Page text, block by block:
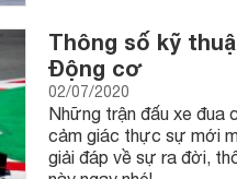
Thông số kỹ
Động cơ
02/07/2020
Những trận đấu xe đua
cảm giác thực sự mới
giải đáp về sự ra đời,